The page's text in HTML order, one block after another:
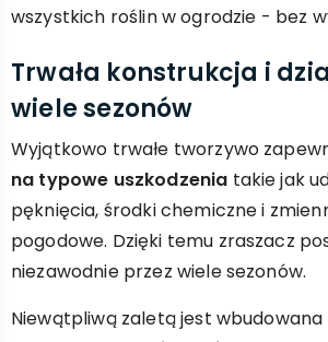
wszystkich roślin w ogrodzie - bez
Trwała konstrukcja i
wiele sezonów
Wyjątkowo trwałe tworzywo
na typowe uszkodzenia takie jak
pęknięcia, środki chemiczne i
pogodowe. Dzięki temu zraszacz
niezawodnie przez wiele sezonów.
Niewątpliwą zaletą jest wbudowana